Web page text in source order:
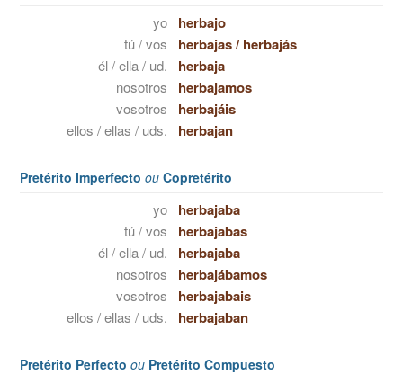
yo herbajo
tú / vos herbajas/herbajás
él / ella / ud. herbaja
nosotros herbajamos
vosotros herbajáis
ellos / ellas / uds. herbajan
Pretérito Imperfecto ou Copretérito
yo herbajaba
tú / vos herbajabas
él / ella / ud. herbajaba
nosotros herbajábamos
vosotros herbajabais
ellos / ellas / uds. herbajaban
Pretérito Perfecto ou Pretérito Compuesto